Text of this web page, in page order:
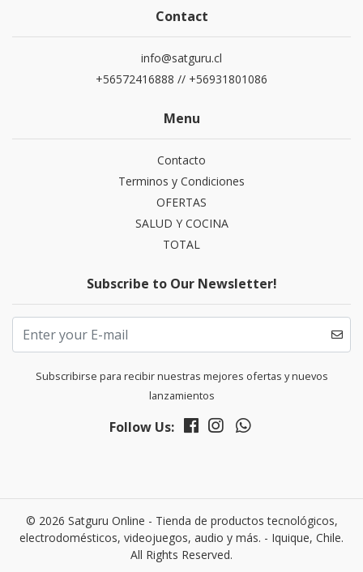
Contact
info@satguru.cl
+56572416888 // +56931801086
Menu
Contacto
Terminos y Condiciones
OFERTAS
SALUD Y COCINA
TOTAL
Subscribe to Our Newsletter!
Subscribirse para recibir nuestras mejores ofertas y nuevos
lanzamientos
Follow Us:
© 2026 Satguru Online - Tienda de productos tecnológicos,
electrodomésticos, videojuegos, audio y más. - Iquique, Chile.
All Rights Reserved.